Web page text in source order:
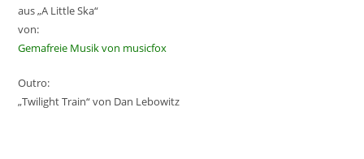
aus „A Little Ska“
von:
Gemafreie Musik von musicfox
Outro:
„Twilight Train“ von Dan Lebowitz